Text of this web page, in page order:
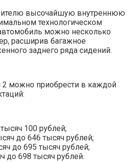
высочайшую внутреннюю
технологическом
можно несколько
расширив багажное
заднего ряда сидений.
можно приобрести в каждой
100 рублей;
до 646 тысяч рублей;
до 695 тысяч рублей;
до 698 тысяч рублей.